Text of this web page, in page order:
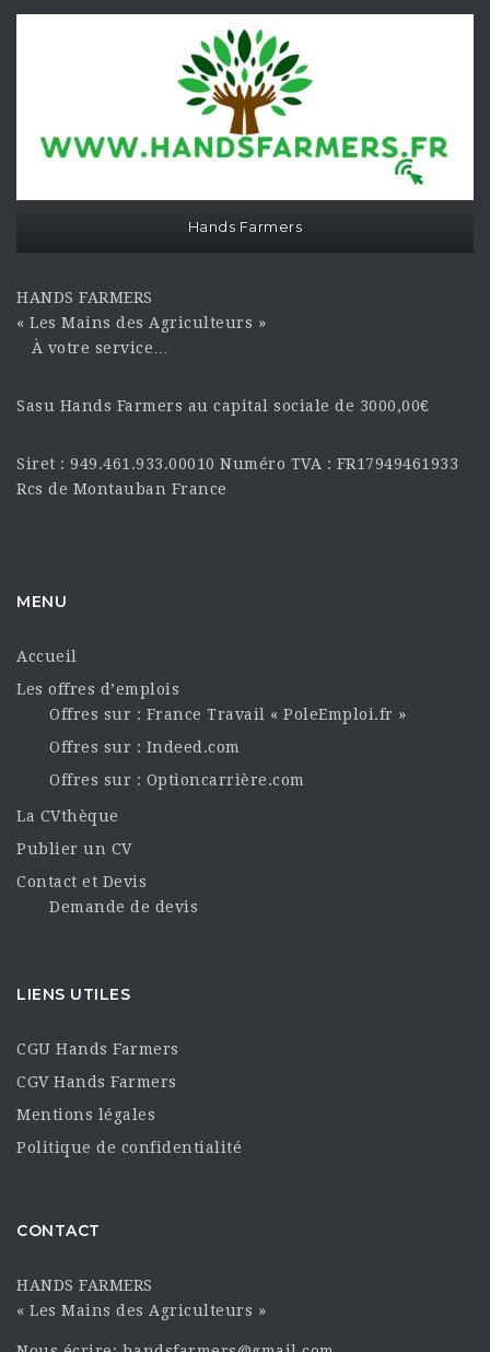
Hands Farmers
HANDS FARMERS
« Les Mains des Agriculteurs »
À votre service…
Sasu Hands Farmers au capital sociale de 3000,00€
Siret : 949.461.933.00010 Numéro TVA : FR17949461933
Rcs de Montauban France
MENU
Accueil
Les offres d’emplois
Offres sur : France Travail « PoleEmploi.fr »
Offres sur : Indeed.com
Offres sur : Optioncarrière.com
La CVthèque
Publier un CV
Contact et Devis
Demande de devis
LIENS UTILES
CGU Hands Farmers
CGV Hands Farmers
Mentions légales
Politique de confidentialité
CONTACT
HANDS FARMERS
« Les Mains des Agriculteurs »